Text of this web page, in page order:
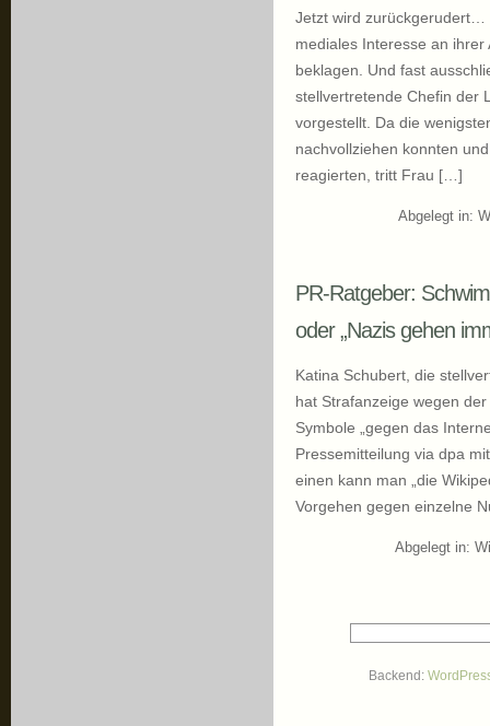
Jetzt wird zurückgerudert…
mediales Interesse an
beklagen. Und fast
stellvertretende Chefin der
vorgestellt. Da die
nachvollziehen konnten
reagierten, tritt Frau […]
Abgelegt in:
PR-Ratgeber:
oder „Nazis gehen
Katina Schubert, die
hat Strafanzeige wegen
Symbole „gegen das
Pressemitteilung via dpa
einen kann man „die
Vorgehen gegen einzelne
Abgelegt in:
Backend: